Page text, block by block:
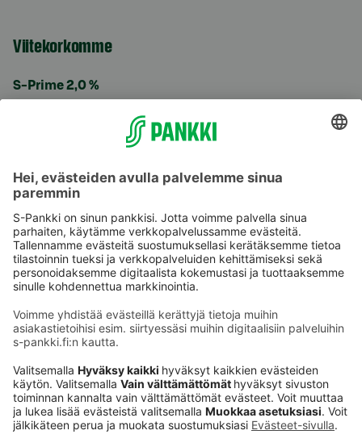
Viitekorkomme
S-Prime 2,0 %
Käyttöehdot
Saavutettavuusseloste
Evästeet
Verkkopalvelujen käytön edellytykset